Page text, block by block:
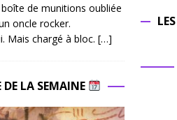
de munitions oubliée
oncle rocker.
Mais chargé à bloc. […]
DE LA SEMAINE